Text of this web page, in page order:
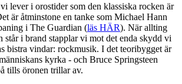
lever i orostider som den klassiska rocken är
är åtminstone en tanke som Michael Hann
i The Guardian (läs HÄR). När allting
står i brand stapplar vi mot det enda skydd vi
bistra vindar: rockmusik. I det teoribygget är
kyrka - och Bruce Springsteen
tills öronen trillar av.